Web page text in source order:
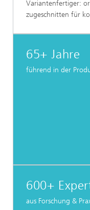
Variantenfertiger:
zugeschnitten für
65+ Jahre
führend in der
600+
aus Forschung &